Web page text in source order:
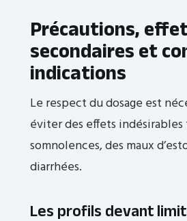
Précautions,
secondaires et
indications
Le respect du dosage est
éviter des effets indésirables
somnolences, des maux
diarrhées.
Les profils devant